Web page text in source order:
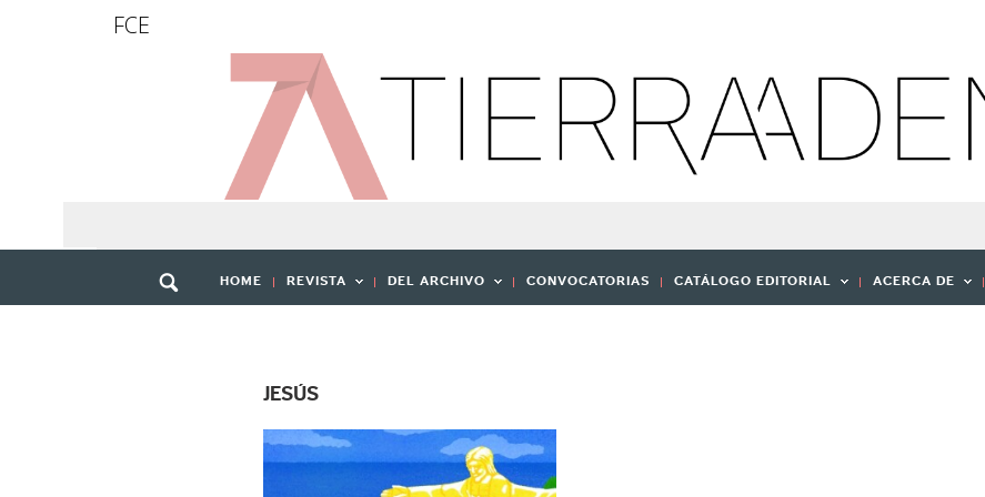
FCE
HOME REVISTA DEL ARCHIVO CONVOCATORIAS CATÁLOGO EDITORIAL ACERCA DE
JESÚS